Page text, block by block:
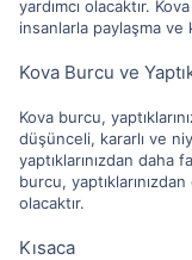
yardımcı olacaktır.
insanlarla paylaşma ve
Kova Burcu ve
Kova burcu,
düşünceli, kararlı ve
yaptıklarınızdan
burcu,
olacaktır.
Kısaca